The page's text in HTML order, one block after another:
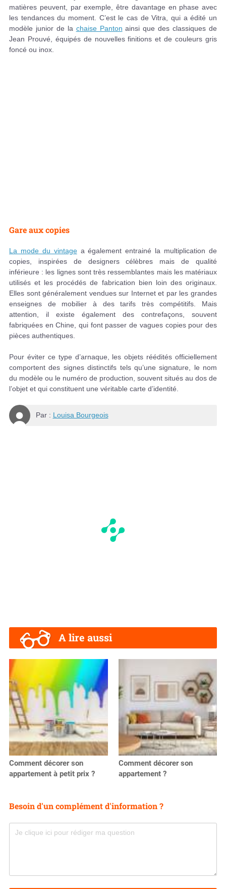
matières peuvent, par exemple, être davantage en phase avec
les tendances du moment. C’est le cas de Vitra, qui a édité un
modèle junior de la chaise Panton ainsi que des classiques de
Jean Prouvé, équipés de nouvelles finitions et de couleurs gris
foncé ou inox.
Gare aux copies
La mode du vintagea également entrainé la multiplication de
copies, inspirées de designers célèbres mais de qualité
inférieure : les lignes sont très ressemblantes mais les matériaux
utilisés et les procédés de fabrication bien loin des originaux.
Elles sont généralement vendues sur Internet et par les grandes
enseignes de mobilier à des tarifs très compétitifs. Mais
attention, il existe également des contrefaçons, souvent
fabriquées en Chine, qui font passer de vagues copies pour des
pièces authentiques.
Pour éviter ce type d’arnaque, les objets réédités officiellement
comportent des signes distinctifs tels qu’une signature, le nom
du modèle ou le numéro de production, souvent situés au dos de
l’objet et qui constituent une véritable carte d’identité.
Par : Louisa Bourgeois
A lire aussi
Comment décorer son
appartement à petit prix ?
Comment décorer son
appartement ?
Besoin d'un complément d'information ?